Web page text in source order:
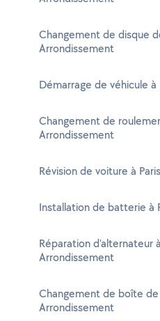
Changement de disque
Arrondissement
Démarrage de véhicule
Changement de
Arrondissement
Révision de voiture à
Installation de batterie à
Réparation d'alternateur
Arrondissement
Changement de boîte
Arrondissement